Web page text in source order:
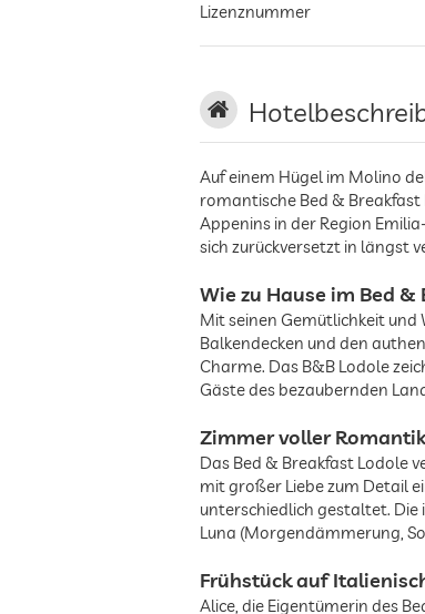
Lizenznummer
Auf einem Hügel im Molino
romantische Bed &
Appenins in der Region
sich zurückversetzt in längst
Wie zu Hause im Bed &
Mit seinen Gemütlichkeit
Balkendecken und den
Charme. Das B&B Lodole
Gäste des bezaubernden
Zimmer voller Romantik
Das Bed & Breakfast Lodole
mit großer Liebe zum Detail
unterschiedlich gestaltet. Die
Luna (Morgendämmerung,
Frühstück auf
Alice, die Eigentümerin des